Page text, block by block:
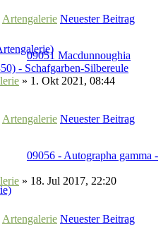
Artengalerie Neuester Beitrag
09051 Macdunnoughia
- Schafgarben-Silbereule
» 1. Okt 2021, 08:44
Artengalerie Neuester Beitrag
09056 - Autographa gamma -
» 18. Jul 2017, 22:20
Artengalerie Neuester Beitrag